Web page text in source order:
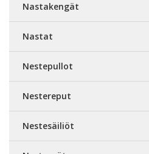
Nastakengät
Nastat
Nestepullot
Nestereput
Nestesäiliöt